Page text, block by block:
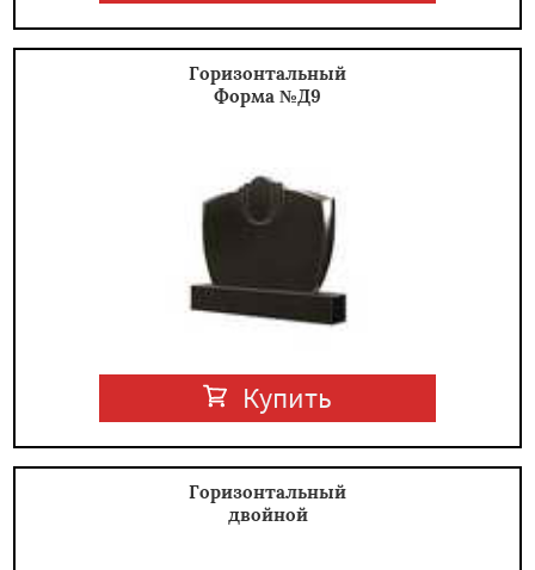
Горизонтальный
Форма №Д9
Купить
Горизонтальный
двойной